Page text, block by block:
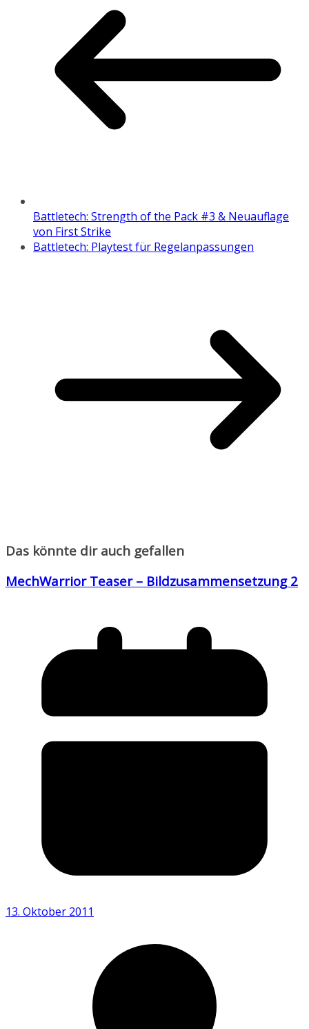
Battletech: Strength of the Pack #3 & Neuauflage
von First Strike
Battletech: Playtest für Regelanpassungen
Das könnte dir auch gefallen
MechWarrior Teaser – Bildzusammensetzung 2
13. Oktober 2011